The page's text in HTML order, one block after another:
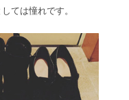
ては憧れです。